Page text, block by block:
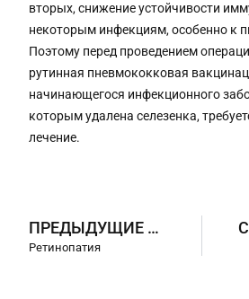
вторых, снижение устойчивости
некоторым инфекциям, особенно к
Поэтому перед проведением
рутинная пневмококковая
начинающегося инфекционного
которым удалена селезенка,
лечение.
ПРЕДЫДУЩИЕ ПРИЛОЖЕНИЯ
Ретинопатия